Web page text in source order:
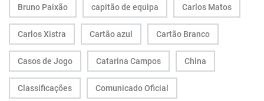
Bruno Paixão capitão de equipa Carlos Matos
Carlos Xistra Cartão azul Cartão Branco
Casos de Jogo Catarina Campos China
Classificações Comunicado Oficial